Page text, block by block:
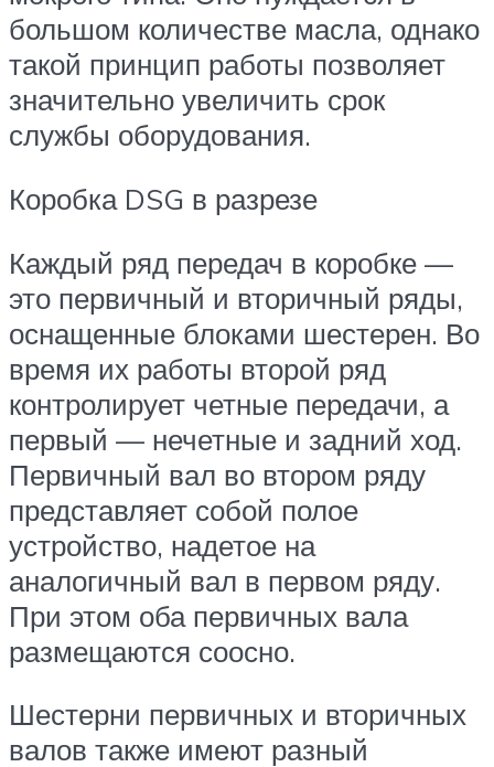
большом количестве масла, однако
такой принцип работы позволяет
значительно увеличить срок
службы оборудования.
Коробка DSG в разрезе
Каждый ряд передач в коробке —
это первичный и вторичный ряды,
оснащенные блоками шестерен. Во
время их работы второй ряд
контролирует четные передачи, а
первый — нечетные и задний ход.
Первичный вал во втором ряду
представляет собой полое
устройство, надетое на
аналогичный вал в первом ряду.
При этом оба первичных вала
размещаются соосно.
Шестерни первичных и вторичных
валов также имеют разный